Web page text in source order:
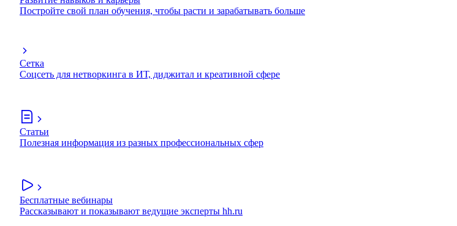
Постройте свой план обучения, чтобы расти и зарабатывать больше
Сетка
Соцсеть для нетворкинга в ИТ, диджитал и креативной сфере
Статьи
Полезная информация из разных профессиональных сфер
Бесплатные вебинары
Рассказывают и показывают ведущие эксперты hh.ru